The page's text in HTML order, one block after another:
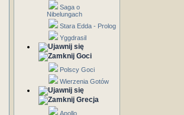
Saga o
Nibelungach
Stara Edda - Prolog
Yggdrasil
Goci
Polscy Goci
Wierzenia Gotów
Grecja
Apollo